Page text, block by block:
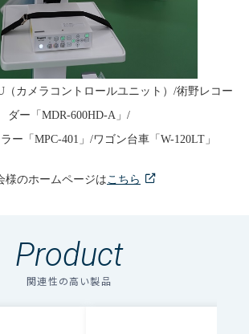
（カメラコントロールユニット） /術野レコー
ダー「 MDR-600HD-A 」 /
ー「 MPC-401 」 /ワゴン台車「 W-120LT 」
様のホームページはこちら
Product
関連性の高い製品